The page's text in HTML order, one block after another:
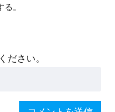
。
ださい。